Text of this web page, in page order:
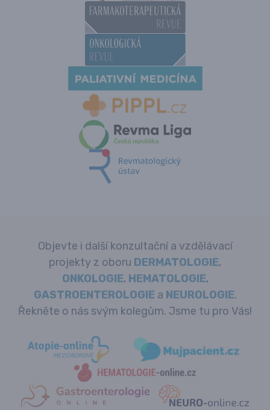
Objevte i další konzultační a vzdělávací
projekty z oboru DERMATOLOGIE,
ONKOLOGIE, HEMATOLOGIE,
GASTROENTEROLOGIEa NEUROLOGIE.
Řekněte o nás svým kolegům. Jsme tu pro Vás!